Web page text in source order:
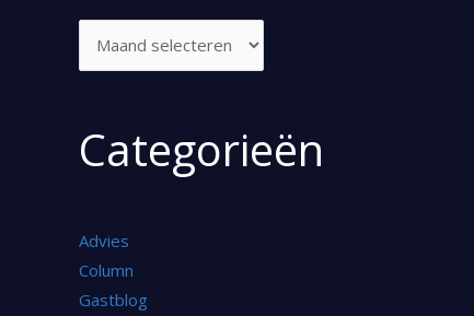
Categorieën
Advies
Column
Gastblog